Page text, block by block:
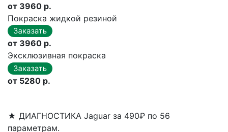
от 3960 р.
Покраска жидкой резиной
от 3960 р.
Эксклюзивная покраска
от 5280 р.
★ ДИАГНОСТИКА Jaguar за 490₽ по 56
параметрам.